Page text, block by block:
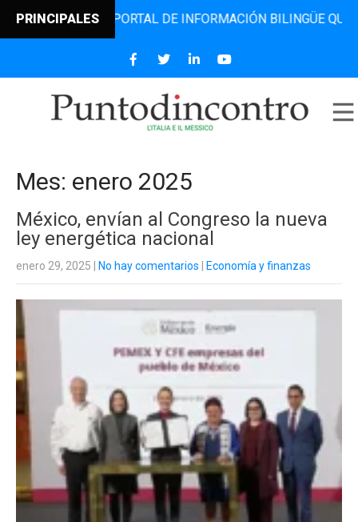
PRINCIPALES
PORTAL DE INFORMACIÓN BILINGÜE QUE DESDE 2006
Mes: enero 2025
México, envían al Congreso la nueva
ley energética nacional
enero 29, 2025 No hay comentarios Economía y finanzas